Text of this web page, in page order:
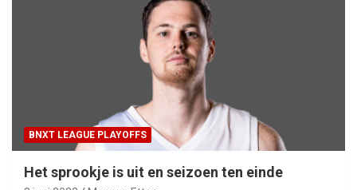
BNXT LEAGUE PLAYOFFS
Het sprookje is uit en seizoen ten einde